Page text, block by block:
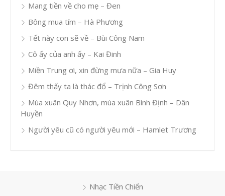
Mang tiền về cho mẹ – Đen
Bông mua tím – Hà Phương
Tết này con sẽ về – Bùi Công Nam
Cô ấy của anh ấy – Kai Đinh
Miền Trung ơi, xin đừng mưa nữa – Gia Huy
Đêm thấy ta là thác đổ – Trịnh Công Sơn
Mùa xuân Quy Nhơn, mùa xuân Bình Định – Dân
Huyền
Người yêu cũ có người yêu mới – Hamlet Trương
Nhạc Tiền Chiến